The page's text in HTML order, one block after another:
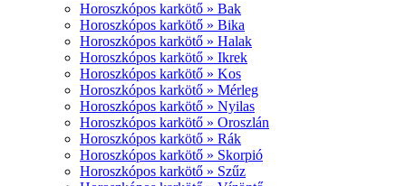
Horoszkópos karkötő » Bak
Horoszkópos karkötő » Bika
Horoszkópos karkötő » Halak
Horoszkópos karkötő » Ikrek
Horoszkópos karkötő » Kos
Horoszkópos karkötő » Mérleg
Horoszkópos karkötő » Nyilas
Horoszkópos karkötő » Oroszlán
Horoszkópos karkötő » Rák
Horoszkópos karkötő » Skorpió
Horoszkópos karkötő » Szűz